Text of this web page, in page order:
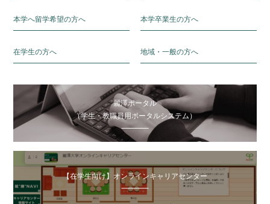
本学へ留学希望の方へ 本学卒業生の方へ
在学生の方へ 地域・一般の方へ
麗澤ポータル
（学生・教職員用ポータルシステム）
【在学生向け】オンラインキャリアセンター